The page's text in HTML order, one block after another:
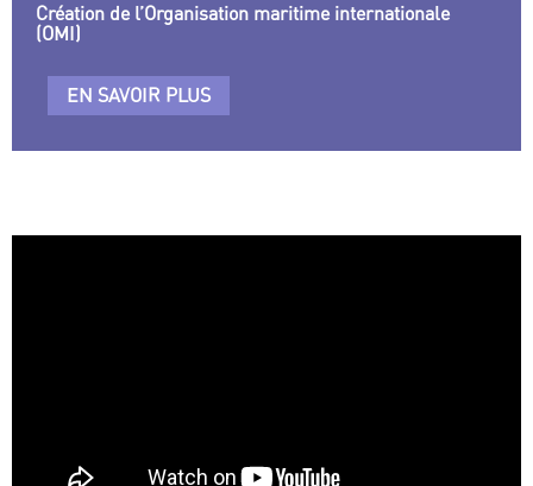
Création de l’Organisation maritime internationale
(OMI)
EN SAVOIR PLUS